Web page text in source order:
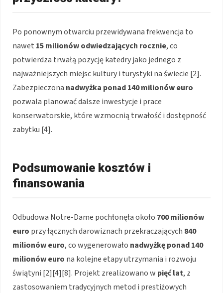
Po ponownym otwarciu przewidywana frekwencja to
nawet 15 milionów odwiedzających rocznie, co
potwierdza trwałą pozycję katedry jako jednego z
najważniejszych miejsc kultury i turystyki na świecie [2].
Zabezpieczona nadwyżka ponad 140 milionów euro
pozwala planować dalsze inwestycje i prace
konserwatorskie, które wzmocnią trwałość i dostępność
zabytku [4].
Podsumowanie kosztów i
finansowania
Odbudowa Notre-Dame pochłonęła około 700 milionów
euro przy łącznych darowiznach przekraczających 840
milionów euro, co wygenerowało nadwyżkę ponad 140
milionów euro na kolejne etapy utrzymania i rozwoju
świątyni [2][4][8]. Projekt zrealizowano w pięć lat, z
zastosowaniem tradycyjnych metod i prestiżowych